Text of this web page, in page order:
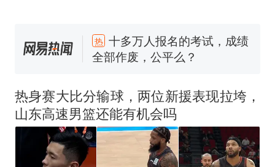
新 全球唯一没有法定首都的国
家，刚改国名，总统就邀请中
线一圈，还曾两次到中国寻根
5060元才肯搬上楼！女子傻眼
了……
视频丨只要一枚命中就能让航
母瘫痪 轰-6J实力有多强？
空调24小时开着反而更省电？
电力部门回应
热身赛大比分输球，两位新援表现拉垮，
山东高速男篮还能有机会吗